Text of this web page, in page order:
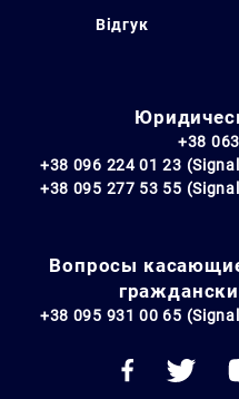
Відгук
+38
+38 096 224 01 23
+38 095 277 53 55
Вопросы
+38 095 931 00 65